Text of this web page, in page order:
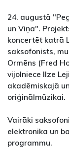
24. augustā
un Viņa".
koncertēt katrā
saksofonists,
Ormēns (Fred
vijolniece Ilze
akadēmiskajā
oriģinālmūzikai.
Vairāki
elektronika un
programmu.